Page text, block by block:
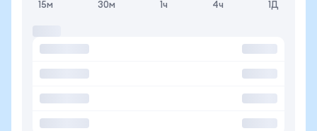
15м 30м 1ч 4ч 1Д